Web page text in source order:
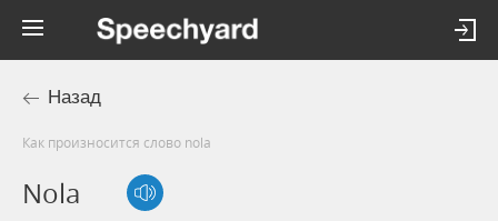
Назад
Как произносится слово nola
Nola